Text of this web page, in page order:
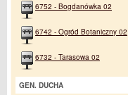
6752 - Bogdanówka 02
6742 - Ogród Botaniczny 02
6732 - Tarasowa 02
GEN. DUCHA